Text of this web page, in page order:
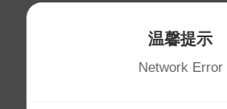
温馨提示
Network Error